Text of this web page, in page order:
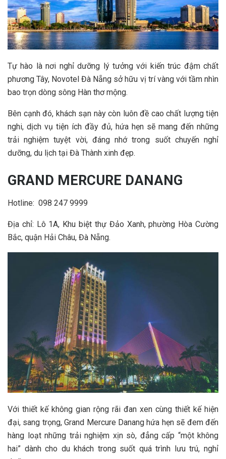
Tự hào là nơi nghỉ dưỡng lý tưởng với kiến trúc đậm chất
phương Tây, Novotel Đà Nẵng sở hữu vị trí vàng với tầm nhìn
bao trọn dòng sông Hàn thơ mộng.
Bên cạnh đó, khách sạn này còn luôn đề cao chất lượng tiện
nghi, dịch vụ tiện ích đầy đủ, hứa hẹn sẽ mang đến những
trải nghiệm tuyệt vời, đáng nhớ trong suốt chuyến nghỉ
dưỡng, du lịch tại Đà Thành xinh đẹp.
GRAND MERCURE DANANG
Hotline: 098 247 9999
Địa chỉ: Lô 1A, Khu biệt thự Đảo Xanh, phường Hòa Cường
Bắc, quận Hải Châu, Đà Nẵng.
Với thiết kế không gian rộng rãi đan xen cùng thiết kế hiện
đại, sang trọng, Grand Mercure Danang hứa hẹn sẽ đem đến
hàng loạt những trải nghiệm xịn sò, đẳng cấp “một không
hai” dành cho du khách trong suốt quá trình lưu trú, nghỉ